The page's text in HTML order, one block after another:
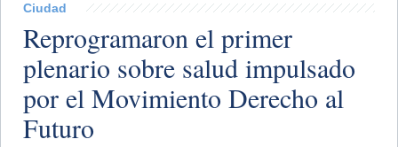
Ciudad
Reprogramaron el primer
plenario sobre salud impulsado
por el Movimiento Derecho al
Futuro